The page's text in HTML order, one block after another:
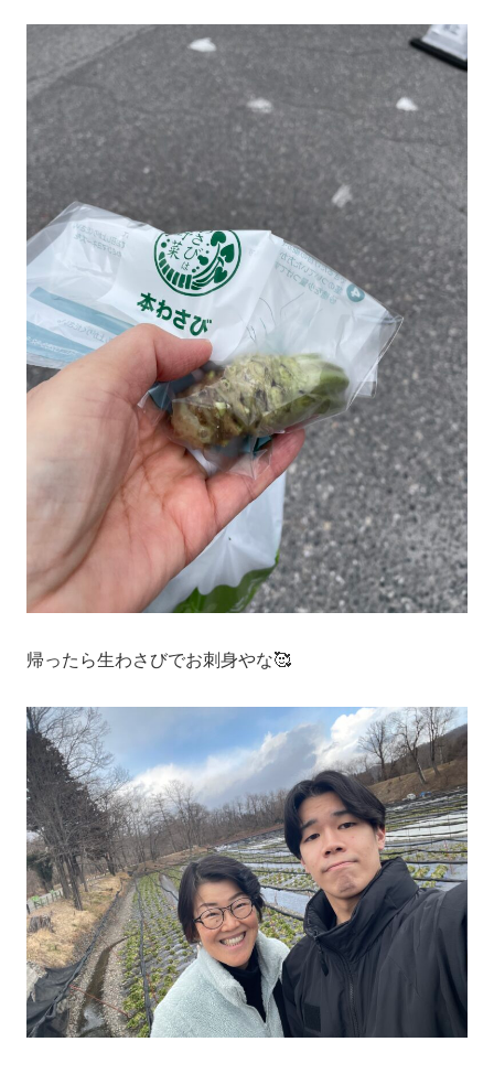
帰ったら生わさびでお刺身やな🥰